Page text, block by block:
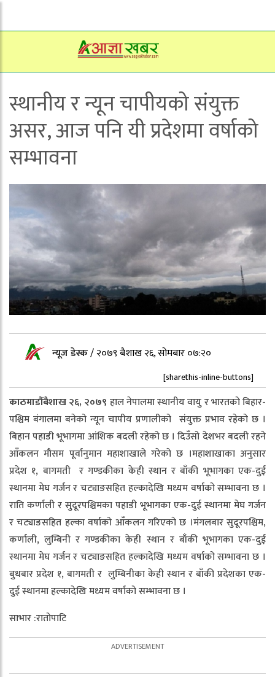
स्थानीय र न्यून चापीयको संयुक्त
असर, आज पनि यी प्रदेशमा वर्षाको
सम्भावना
न्यूज डेस्क/२०७९ बैशाख २६, सोमबार ०७:२०
[sharethis-inline-buttons]
काठमाडौंबैशाख २६, २०७९ हाल नेपालमा स्थानीय वायु र भारतको बिहार-
पश्चिम बंगालमा बनेको न्यून चापीय प्रणालीको संयुक्त प्रभाव रहेको छ ।
बिहान पहाडी भूभागमा आंशिक बदली रहेको छ । दिउँसो देशभर बदली रहने
आँकलन माैसम पूर्वानुमान महाशाखाले गरेकाे छ ।महाशाखाका अनुसार
प्रदेश १, बागमती र गण्डकीका केही स्थान र बाँकी भूभागका एक-दुई
स्थानमा मेघ गर्जन र चट्याङसहित हल्कादेखि मध्यम वर्षाको सम्भावना छ ।
राति कर्णाली र सुदूरपश्चिमका पहाडी भूभागका एक-दुई स्थानमा मेघ गर्जन
र चट्याङसहित हल्का वर्षाको आँकलन गरिएकाे छ ।मंगलबार सुदूरपश्चिम,
कर्णाली, लुम्बिनी र गण्डकीका केही स्थान र बाँकी भूभागका एक-दुई
स्थानमा मेघ गर्जन र चट्याङसहित हल्कादेखि मध्यम वर्षाको सम्भावना छ ।
बुधबार प्रदेश १, बागमती र लुम्बिनीका केही स्थान र बाँकी प्रदेशका एक-
दुई स्थानमा हल्कादेखि मध्यम वर्षाको सम्भावना छ ।
साभार :रातोपाटि